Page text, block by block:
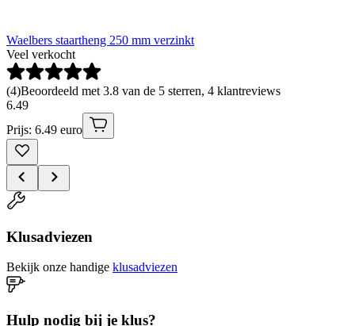
Waelbers staartheng 250 mm verzinkt
Veel verkocht
(4)Beoordeeld met 3.8 van de 5 sterren, 4 klantreviews
6.49
Prijs: 6.49 euro
Klusadviezen
Bekijk onze handige klusadviezen
Hulp nodig bij je klus?